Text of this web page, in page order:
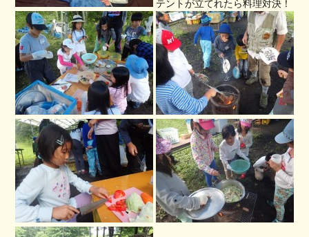
テントが立てれたら料理対決！